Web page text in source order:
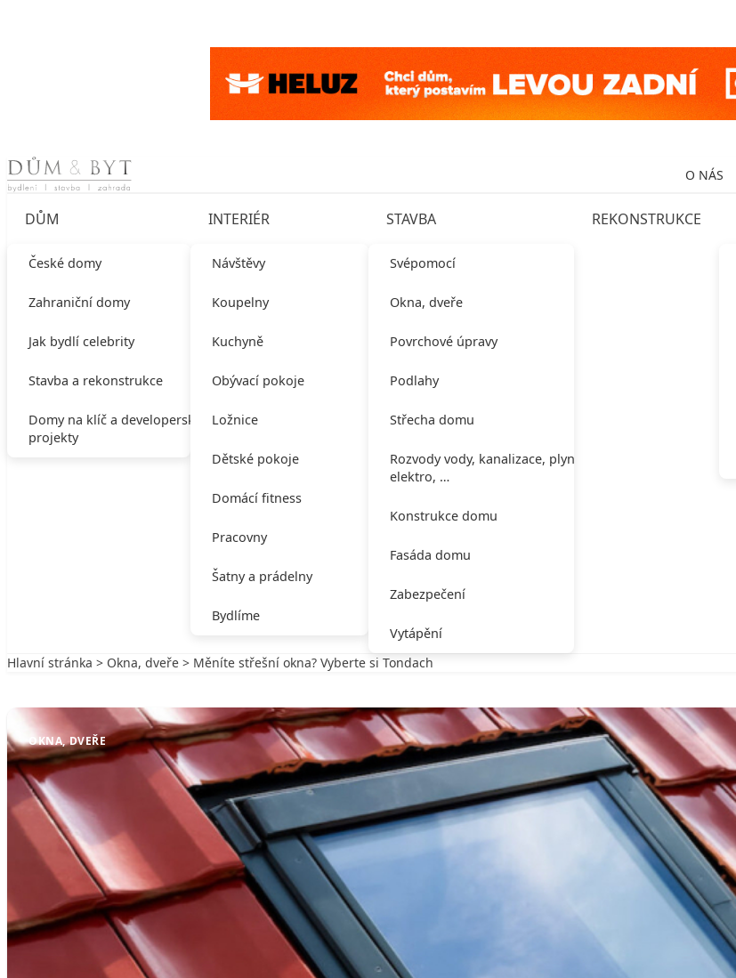
Skip to content O NÁS
DŮM
České domy
Zahraniční domy
Jak bydlí celebrity
Stavba a rekonstrukce
Domy na klíč a developerské
projekty
INTERIÉR
Návštěvy
Koupelny
Kuchyně
Obývací pokoje
Ložnice
Dětské pokoje
Domácí fitness
Pracovny
Šatny a prádelny
Bydlíme
STAVBA
Svépomocí
Okna, dveře
Povrchové úpravy
Podlahy
Střecha domu
Rozvody vody, kanalizace, plynu,
elektro, …
Konstrukce domu
Fasáda domu
Zabezpečení
Vytápění
REKONSTRUKCE
Hlavní stránka > Okna, dveře > Měníte střešní okna? Vyberte si Tondach
OKNA, DVEŘE